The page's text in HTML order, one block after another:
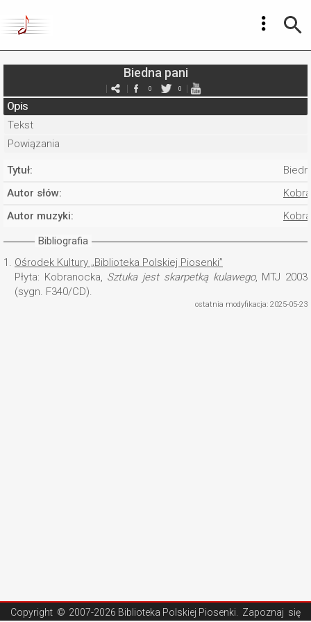
Biedna pani
0 0
Opis
Tekst
Powiązania
Tytuł:
Autor słów:
Autor muzyki:
Bibliografia
1. Ośrodek Kultury „Biblioteka Polskiej Piosenki”
Płyta: Kobranocka, Sztuka jest skarpetką kulawego, MTJ 2003
(sygn. F340/CD).
ostatnia modyfikacja: 2025-05-23
Copyright © 2007-2026 Biblioteka Polskiej Piosenki . Zapoznaj się